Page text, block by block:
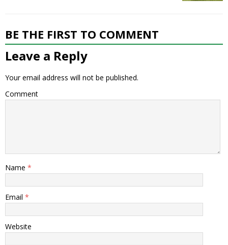
BE THE FIRST TO COMMENT
Leave a Reply
Your email address will not be published.
Comment
Name *
Email *
Website